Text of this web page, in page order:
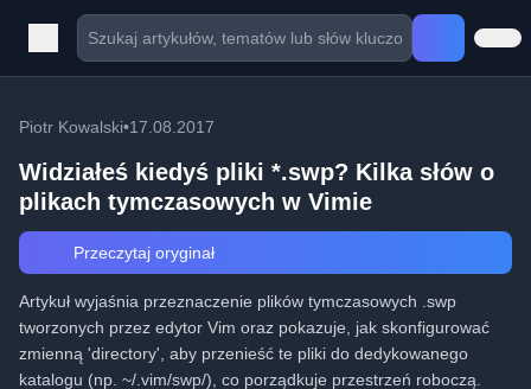
Piotr Kowalski•17.08.2017
Widziałeś kiedyś pliki *.swp? Kilka słów o
plikach tymczasowych w Vimie
Przeczytaj oryginał
Artykuł wyjaśnia przeznaczenie plików tymczasowych .swp
tworzonych przez edytor Vim oraz pokazuje, jak skonfigurować
zmienną 'directory', aby przenieść te pliki do dedykowanego
katalogu (np. ~/.vim/swp/), co porządkuje przestrzeń roboczą.